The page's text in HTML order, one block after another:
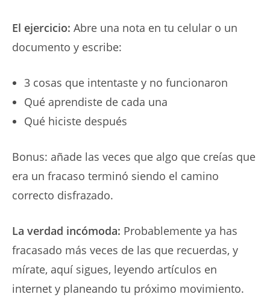
El ejercicio: Abre una nota en tu celular o un
documento y escribe:
3 cosas que intentaste y no funcionaron
Qué aprendiste de cada una
Qué hiciste después
Bonus: añade las veces que algo que creías que
era un fracaso terminó siendo el camino
correcto disfrazado.
La verdad incómoda: Probablemente ya has
fracasado más veces de las que recuerdas, y
mírate, aquí sigues, leyendo artículos en
internet y planeando tu próximo movimiento.